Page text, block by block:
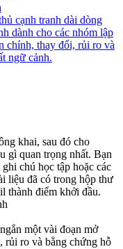
cạnh tranh dài dòng
dành cho các nhóm lập
chính, thay đổi, rủi ro và
ngữ cảnh.
khai, sau đó cho
gì quan trọng nhất. Bạn
chú học tập hoặc các
liệu đã có trong hộp thư
thành điểm khởi đầu.
một vài đoạn mở
rủi ro và bằng chứng hỗ